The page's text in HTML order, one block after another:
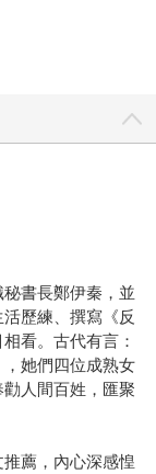
書長鄭伊秦，並
歷練、撰寫《反
看。古代有言：
，她們四位成熟女
人間百姓，匯聚
薦，內心深感惶